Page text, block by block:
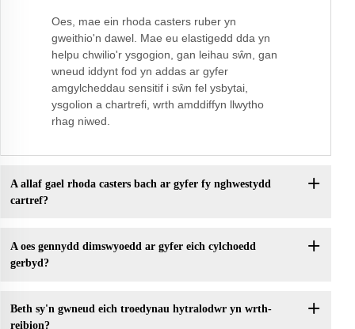
Oes, mae ein rhoda casters ruber yn
gweithio'n dawel. Mae eu elastigedd dda yn
helpu chwilio'r ysgogion, gan leihau sŵn, gan
wneud iddynt fod yn addas ar gyfer
amgylcheddau sensitif i sŵn fel ysbytai,
ysgolion a chartrefi, wrth amddiffyn llwytho
rhag niwed.
A allaf gael rhoda casters bach ar gyfer fy nghwestydd
cartref?
A oes gennydd dimswyoedd ar gyfer eich cylchoedd
gerbyd?
Beth sy'n gwneud eich troedynau hytralodwr yn wrth-
reibion?